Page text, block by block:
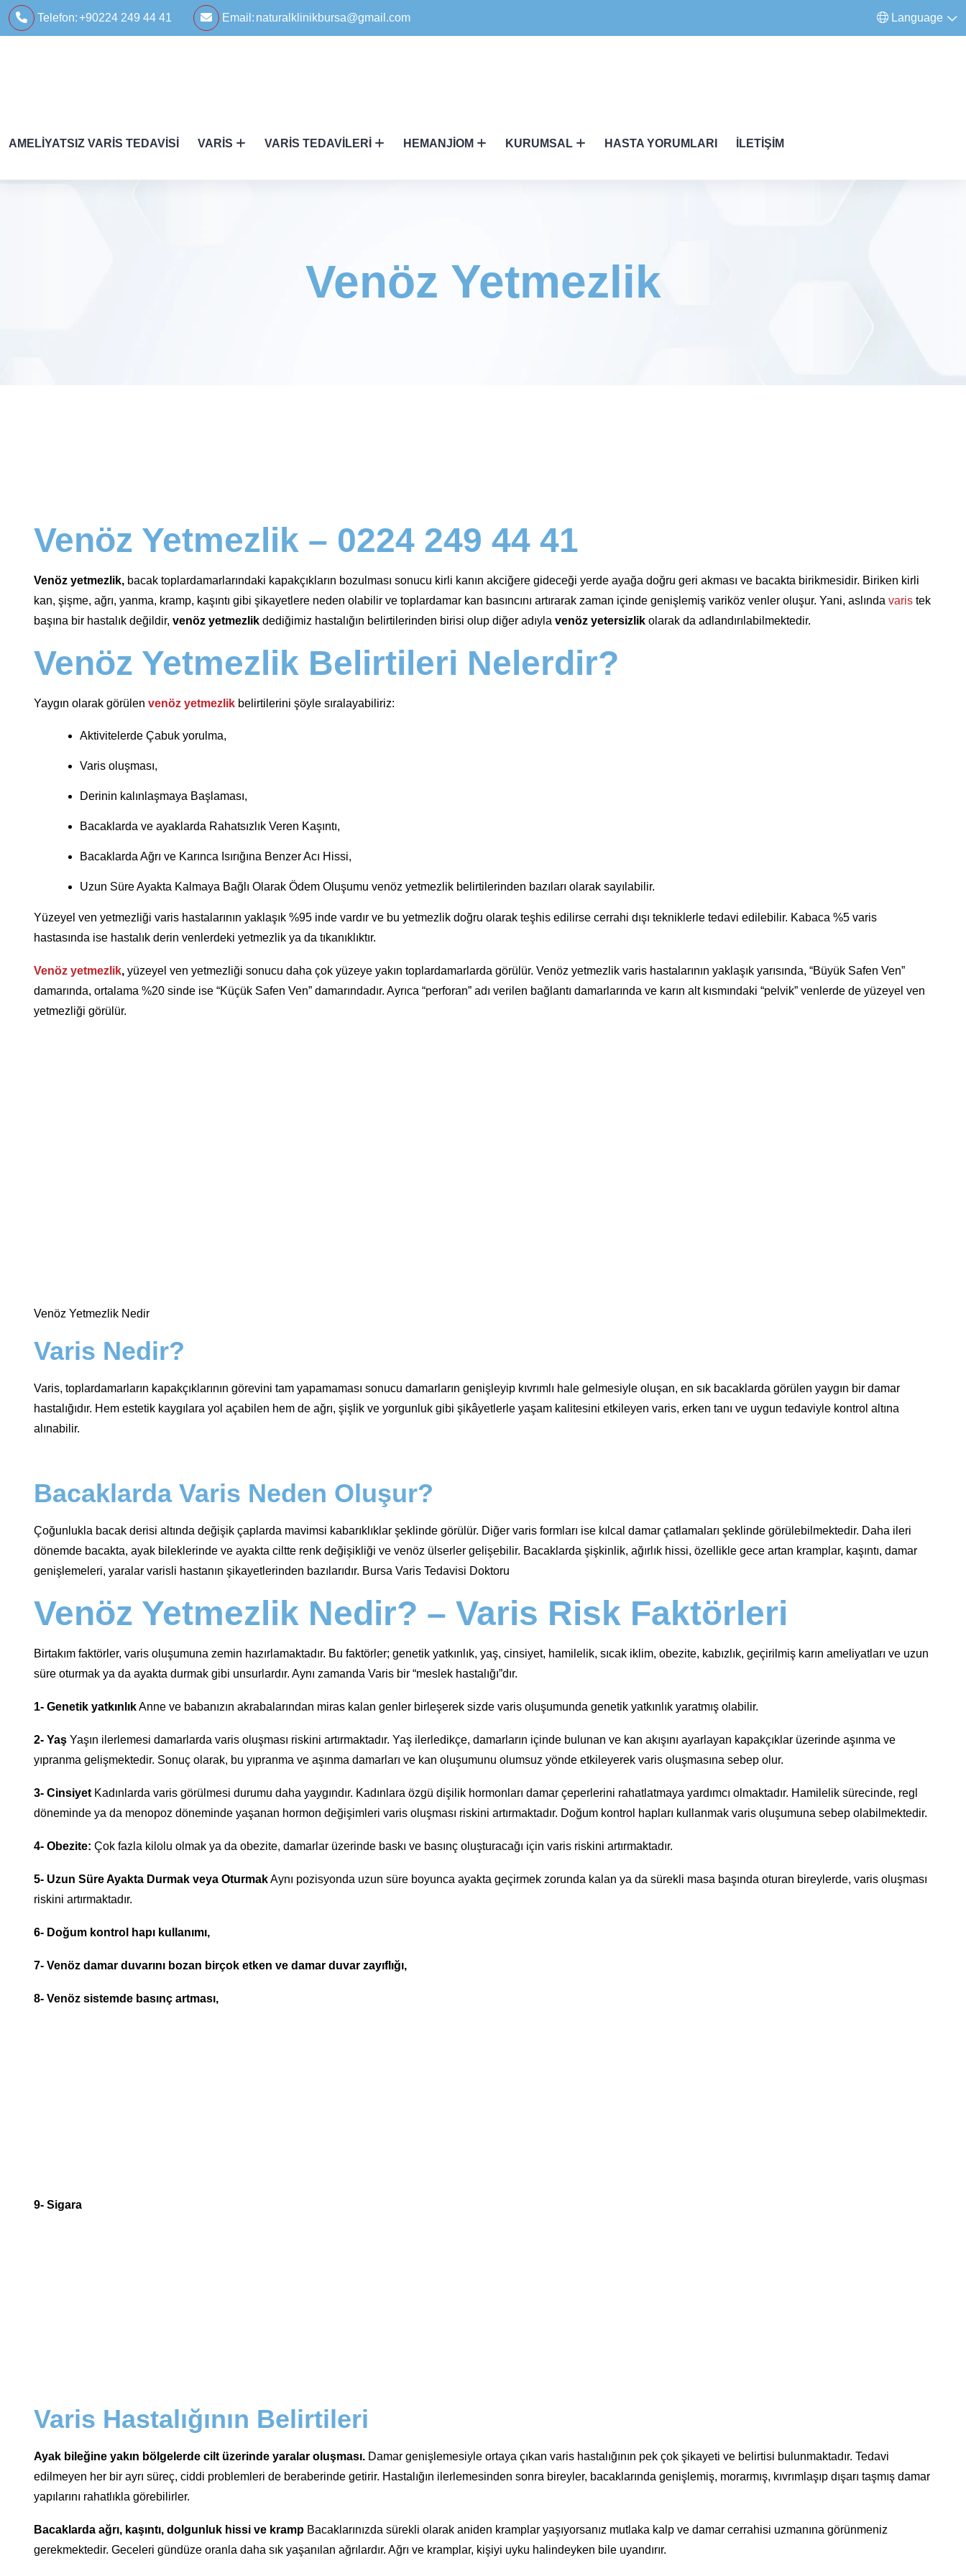
Telefon:+90224 249 44 41 Email: naturalklinikbursa@gmail.com Language
AMELIYATSIZ VARIS TEDAVISI VARIS VARIS TEDAVILERI HEMANJIOM KURUMSAL HASTA YORUMLARI İLETIŞIM
Venöz Yetmezlik
Venöz Yetmezlik – 0224 249 44 41
Venöz yetmezlik, bacak toplardamarlarındaki kapakçıkların bozulması sonucu kirli kanın akciğere gideceği yerde ayağa doğru geri akması ve bacakta birikmesidir. Biriken kirli
kan, şişme, ağrı, yanma, kramp, kaşıntı gibi şikayetlere neden olabilir ve toplardamar kan basıncını artırarak zaman içinde genişlemiş variköz venler oluşur. Yani, aslında varis tek
başına bir hastalık değildir, venöz yetmezlik dediğimiz hastalığın belirtilerinden birisi olup diğer adıyla venöz yetersizlik olarak da adlandırılabilmektedir.
Venöz Yetmezlik Belirtileri Nelerdir?
Yaygın olarak görülen venöz yetmezlik belirtilerini şöyle sıralayabiliriz:
Aktivitelerde Çabuk yorulma,
Varis oluşması,
Derinin kalınlaşmaya Başlaması,
Bacaklarda ve ayaklarda Rahatsızlık Veren Kaşıntı,
Bacaklarda Ağrı ve Karınca Isırığına Benzer Acı Hissi,
Uzun Süre Ayakta Kalmaya Bağlı Olarak Ödem Oluşumu venöz yetmezlik belirtilerinden bazıları olarak sayılabilir.
Yüzeyel ven yetmezliği varis hastalarının yaklaşık %95 inde vardır ve bu yetmezlik doğru olarak teşhis edilirse cerrahi dışı tekniklerle tedavi edilebilir. Kabaca %5 varis
hastasında ise hastalık derin venlerdeki yetmezlik ya da tıkanıklıktır.
Venöz yetmezlik, yüzeyel ven yetmezliği sonucu daha çok yüzeye yakın toplardamarlarda görülür. Venöz yetmezlik varis hastalarının yaklaşık yarısında, “Büyük Safen Ven”
damarında, ortalama %20 sinde ise “Küçük Safen Ven” damarındadır. Ayrıca “perforan” adı verilen bağlantı damarlarında ve karın alt kısmındaki “pelvik” venlerde de yüzeyel ven
yetmezliği görülür.
Venöz Yetmezlik Nedir
Varis Nedir?
Varis, toplardamarların kapakçıklarının görevini tam yapamaması sonucu damarların genişleyip kıvrımlı hale gelmesiyle oluşan, en sık bacaklarda görülen yaygın bir damar
hastalığıdır. Hem estetik kaygılara yol açabilen hem de ağrı, şişlik ve yorgunluk gibi şikâyetlerle yaşam kalitesini etkileyen varis, erken tanı ve uygun tedaviyle kontrol altına
alınabilir.
Bacaklarda Varis Neden Oluşur?
Çoğunlukla bacak derisi altında değişik çaplarda mavimsi kabarıklıklar şeklinde görülür. Diğer varis formları ise kılcal damar çatlamaları şeklinde görülebilmektedir. Daha ileri
dönemde bacakta, ayak bileklerinde ve ayakta ciltte renk değişikliği ve venöz ülserler gelişebilir. Bacaklarda şişkinlik, ağırlık hissi, özellikle gece artan kramplar, kaşıntı, damar
genişlemeleri, yaralar varisli hastanın şikayetlerinden bazılarıdır. Bursa Varis Tedavisi Doktoru
Venöz Yetmezlik Nedir? – Varis Risk Faktörleri
Birtakım faktörler, varis oluşumuna zemin hazırlamaktadır. Bu faktörler; genetik yatkınlık, yaş, cinsiyet, hamilelik, sıcak iklim, obezite, kabızlık, geçirilmiş karın ameliyatları ve uzun
süre oturmak ya da ayakta durmak gibi unsurlardır. Aynı zamanda Varis bir “meslek hastalığı”dır.
1- Genetik yatkınlıkAnne ve babanızın akrabalarından miras kalan genler birleşerek sizde varis oluşumunda genetik yatkınlık yaratmış olabilir.
2- Yaş Yaşın ilerlemesi damarlarda varis oluşması riskini artırmaktadır. Yaş ilerledikçe, damarların içinde bulunan ve kan akışını ayarlayan kapakçıklar üzerinde aşınma ve
yıpranma gelişmektedir. Sonuç olarak, bu yıpranma ve aşınma damarları ve kan oluşumunu olumsuz yönde etkileyerek varis oluşmasına sebep olur.
3- Cinsiyet Kadınlarda varis görülmesi durumu daha yaygındır. Kadınlara özgü dişilik hormonları damar çeperlerini rahatlatmaya yardımcı olmaktadır. Hamilelik sürecinde, regl
döneminde ya da menopoz döneminde yaşanan hormon değişimleri varis oluşması riskini artırmaktadır. Doğum kontrol hapları kullanmak varis oluşumuna sebep olabilmektedir.
4- Obezite: Çok fazla kilolu olmak ya da obezite, damarlar üzerinde baskı ve basınç oluşturacağı için varis riskini artırmaktadır.
5- Uzun Süre Ayakta Durmak veya OturmakAynı pozisyonda uzun süre boyunca ayakta geçirmek zorunda kalan ya da sürekli masa başında oturan bireylerde, varis oluşması
riskini artırmaktadır.
6- Doğum kontrol hapı kullanımı,
7- Venöz damar duvarını bozan birçok etken ve damar duvar zayıflığı,
8- Venöz sistemde basınç artması,
9- Sigara
Varis Hastalığının Belirtileri
Ayak bileğine yakın bölgelerde cilt üzerinde yaralar oluşması. Damar genişlemesiyle ortaya çıkan varis hastalığının pek çok şikayeti ve belirtisi bulunmaktadır. Tedavi
edilmeyen her bir ayrı süreç, ciddi problemleri de beraberinde getirir. Hastalığın ilerlemesinden sonra bireyler, bacaklarında genişlemiş, morarmış, kıvrımlaşıp dışarı taşmış damar
yapılarını rahatlıkla görebilirler.
Bacaklarda ağrı, kaşıntı, dolgunluk hissi ve kramp Bacaklarınızda sürekli olarak aniden kramplar yaşıyorsanız mutlaka kalp ve damar cerrahisi uzmanına görünmeniz
gerekmektedir. Geceleri gündüze oranla daha sık yaşanılan ağrılardır. Ağrı ve kramplar, kişiyi uyku halindeyken bile uyandırır.